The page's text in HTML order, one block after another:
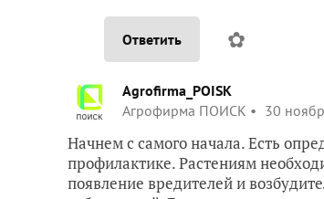
Ответить ✿
Agrofirma_POISK
Агрофирма ПОИСК
30
Начнем с самого начала. Есть
профилактике. Растениям
появление вредителей и